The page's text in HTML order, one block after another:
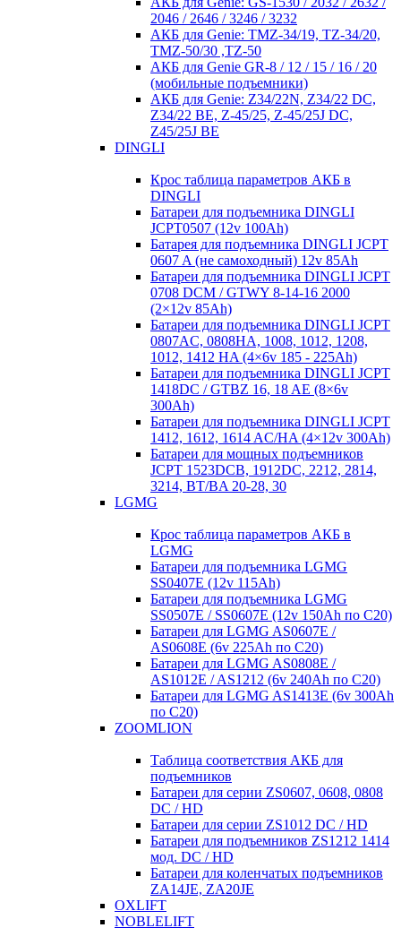
2046 / 2646 / 3246 / 3232
АКБ для Genie: TMZ-34/19, TZ-34/20,
TMZ-50/30 ,TZ-50
АКБ для Genie GR-8 / 12 / 15 / 16 / 20
(мобильные подъемники)
АКБ для Genie: Z34/22N, Z34/22 DC,
Z34/22 BE, Z-45/25, Z-45/25J DC,
Z45/25J BE
DINGLI
Крос таблица параметров АКБ в
DINGLI
Батареи для подъемника DINGLI
JCPT0507 (12v 100Ah)
Батарея для подъемника DINGLI JCPT
0607 A (не самоходный) 12v 85Ah
Батареи для подъемника DINGLI JCPT
0708 DCM / GTWY 8-14-16 2000
(2×12v 85Ah)
Батареи для подъемника DINGLI JCPT
0807AC, 0808HA, 1008, 1012, 1208,
1012, 1412 HA (4×6v 185 - 225Ah)
Батареи для подъемника DINGLI JCPT
1418DC / GTBZ 16, 18 AE (8×6v
300Ah)
Батареи для подъемника DINGLI JCPT
1412, 1612, 1614 AC/HA (4×12v 300Ah)
Батареи для мощных подъемников
JCPT 1523DCB, 1912DC, 2212, 2814,
3214, BT/BA 20-28, 30
LGMG
Крос таблица параметров АКБ в
LGMG
Батареи для подъемника LGMG
SS0407E (12v 115Ah)
Батареи для подъемника LGMG
SS0507E / SS0607E (12v 150Ah по С20)
Батареи для LGMG AS0607E /
AS0608E (6v 225Ah по С20)
Батареи для LGMG AS0808E /
AS1012E / AS1212 (6v 240Ah по С20)
Батареи для LGMG AS1413E (6v 300Ah
по С20)
ZOOMLION
Таблица соответствия АКБ для
подъемников
Батареи для серии ZS0607, 0608, 0808
DC / HD
Батареи для серии ZS1012 DC / HD
Батареи для подъемников ZS1212 1414
мод. DC / HD
Батареи для коленчатых подъемников
ZA14JE, ZA20JE
OXLIFT
NOBLELIFT